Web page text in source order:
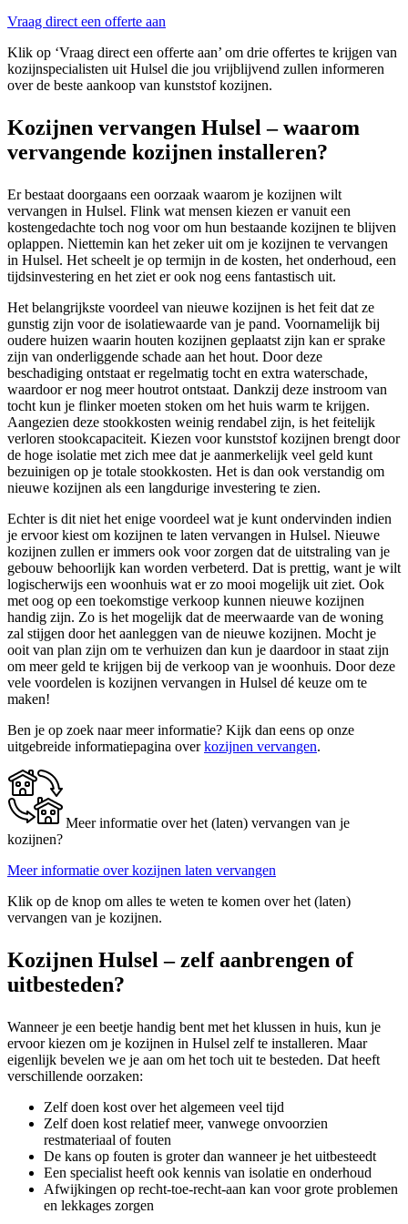
Vraag direct een offerte aan
Klik op ‘Vraag direct een offerte aan’ om drie offertes te krijgen van
kozijnspecialisten uit Hulsel die jou vrijblijvend zullen informeren
over de beste aankoop van kunststof kozijnen.
Kozijnen vervangen Hulsel – waarom
vervangende kozijnen installeren?
Er bestaat doorgaans een oorzaak waarom je kozijnen wilt
vervangen in Hulsel. Flink wat mensen kiezen er vanuit een
kostengedachte toch nog voor om hun bestaande kozijnen te blijven
oplappen. Niettemin kan het zeker uit om je kozijnen te vervangen
in Hulsel. Het scheelt je op termijn in de kosten, het onderhoud, een
tijdsinvestering en het ziet er ook nog eens fantastisch uit.
Het belangrijkste voordeel van nieuwe kozijnen is het feit dat ze
gunstig zijn voor de isolatiewaarde van je pand. Voornamelijk bij
oudere huizen waarin houten kozijnen geplaatst zijn kan er sprake
zijn van onderliggende schade aan het hout. Door deze
beschadiging ontstaat er regelmatig tocht en extra waterschade,
waardoor er nog meer houtrot ontstaat. Dankzij deze instroom van
tocht kun je flinker moeten stoken om het huis warm te krijgen.
Aangezien deze stookkosten weinig rendabel zijn, is het feitelijk
verloren stookcapaciteit. Kiezen voor kunststof kozijnen brengt door
de hoge isolatie met zich mee dat je aanmerkelijk veel geld kunt
bezuinigen op je totale stookkosten. Het is dan ook verstandig om
nieuwe kozijnen als een langdurige investering te zien.
Echter is dit niet het enige voordeel wat je kunt ondervinden indien
je ervoor kiest om kozijnen te laten vervangen in Hulsel. Nieuwe
kozijnen zullen er immers ook voor zorgen dat de uitstraling van je
gebouw behoorlijk kan worden verbeterd. Dat is prettig, want je wilt
logischerwijs een woonhuis wat er zo mooi mogelijk uit ziet. Ook
met oog op een toekomstige verkoop kunnen nieuwe kozijnen
handig zijn. Zo is het mogelijk dat de meerwaarde van de woning
zal stijgen door het aanleggen van de nieuwe kozijnen. Mocht je
ooit van plan zijn om te verhuizen dan kun je daardoor in staat zijn
om meer geld te krijgen bij de verkoop van je woonhuis. Door deze
vele voordelen is kozijnen vervangen in Hulsel dé keuze om te
maken!
Ben je op zoek naar meer informatie? Kijk dan eens op onze
uitgebreide informatiepagina overkozijnen vervangen.
Meer informatie over het (laten) vervangen van je
kozijnen?
Meer informatie over kozijnen laten vervangen
Klik op de knop om alles te weten te komen over het (laten)
vervangen van je kozijnen.
Kozijnen Hulsel – zelf aanbrengen of
uitbesteden?
Wanneer je een beetje handig bent met het klussen in huis, kun je
ervoor kiezen om je kozijnen in Hulsel zelf te installeren. Maar
eigenlijk bevelen we je aan om het toch uit te besteden. Dat heeft
verschillende oorzaken:
Zelf doen kost over het algemeen veel tijd
Zelf doen kost relatief meer, vanwege onvoorzien
restmateriaal of fouten
De kans op fouten is groter dan wanneer je het uitbesteedt
Een specialist heeft ook kennis van isolatie en onderhoud
Afwijkingen op recht-toe-recht-aan kan voor grote problemen
en lekkages zorgen